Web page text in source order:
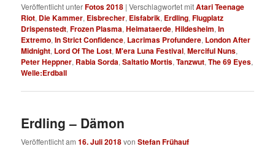
Veröffentlicht unterFotos 2018 |Verschlagwortet mitAtari Teenage
Riot, Die Kammer, Eisbrecher, Eisfabrik, Erdling,Flugplatz
Drispenstedt,Frozen Plasma,Heimataerde,Hildesheim,In
Extremo,In Strict Confidence, Lacrimas Profundere, London After
Midnight, Lord Of The Lost,M'era Luna Festival,Merciful Nuns,
Peter Heppner, Rabia Sorda,Saltatio Mortis,Tanzwut,The 69 Eyes,
Welle:Erdball
Erdling – Dämon
Veröffentlicht am16. Juli 2018vonStefan Frühauf